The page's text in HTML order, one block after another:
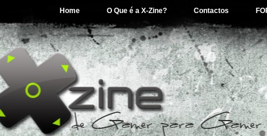
Home O Que é a X-Zine? Contactos